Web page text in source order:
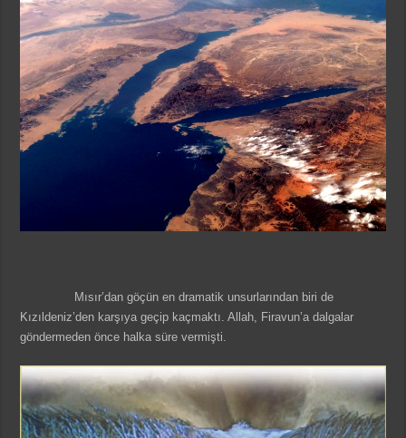
Mısır’dan göçün en dramatik unsurlarından biri de
Kızıldeniz’den karşıya geçip kaçmaktı. Allah, Firavun’a dalgalar
göndermeden önce halka süre vermişti.